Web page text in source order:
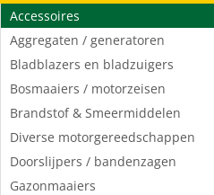
Accessoires
Aggregaten / generatoren
Bladblazers en bladzuigers
Bosmaaiers / motorzeisen
Brandstof & Smeermiddelen
Diverse motorgereedschappen
Doorslijpers / bandenzagen
Gazonmaaiers